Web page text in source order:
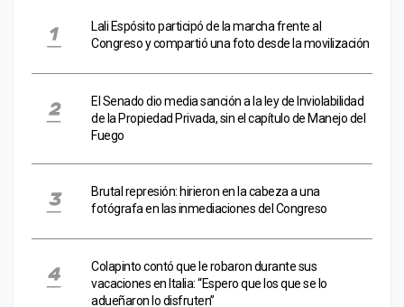
Lali Espósito participó de la marcha frente al
Congreso y compartió una foto desde la movilización
El Senado dio media sanción a la ley de Inviolabilidad
de la Propiedad Privada, sin el capítulo de Manejo del
Fuego
Brutal represión: hirieron en la cabeza a una
fotógrafa en las inmediaciones del Congreso
Colapinto contó que le robaron durante sus
vacaciones en Italia: “Espero que los que se lo
adueñaron lo disfruten”